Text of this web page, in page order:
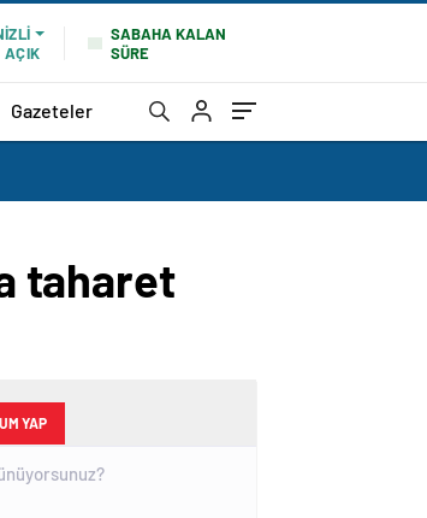
AÇIK
SABAHA KALAN
SÜRE
Gazeteler
taharet
YAP